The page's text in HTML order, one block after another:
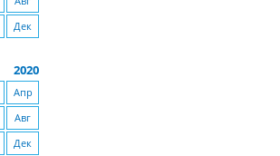
Дек
2020
Апр
Авг
Дек